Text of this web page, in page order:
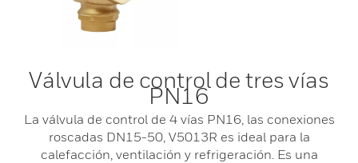
Válvula de control de tres vías
PN16
La válvula de control de 4 vías PN16, las conexiones
roscadas DN15-50, V5013R es ideal para la
calefacción, ventilación y refrigeración. Es una